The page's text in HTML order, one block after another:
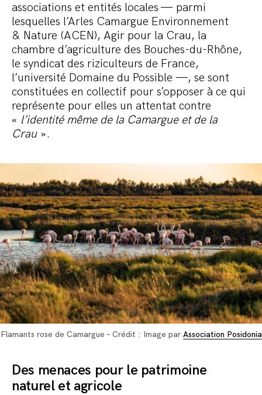
associations et entités locales — parmi
lesquelles l’Arles Camargue Environnement
& Nature (ACEN), Agir pour la Crau, la
chambre d’agriculture des Bouches-du-Rhône,
le syndicat des riziculteurs de France,
l’université Domaine du Possible —, se sont
constituées en collectif pour s’opposer à ce qui
représente pour elles un attentat contre
« l’identité même de la Camargue et de la
Crau».
Flamants rose de Camargue – Crédit : Image par Association Posidonia
Des menaces pour le patrimoine
naturel et agricole